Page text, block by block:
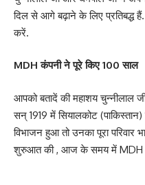
दिल से आगे बढ़ाने के लिए प्रतिबद्ध
करें.
MDH कंपनी ने पूरे किए 100 साल
आपको बतादें की महाशय चुन्नीलाल
सन् 1919 में सियालकोट
विभाजन हुआ तो उनका पूरा परिवार
शुरुआत की , आज के समय में MDH